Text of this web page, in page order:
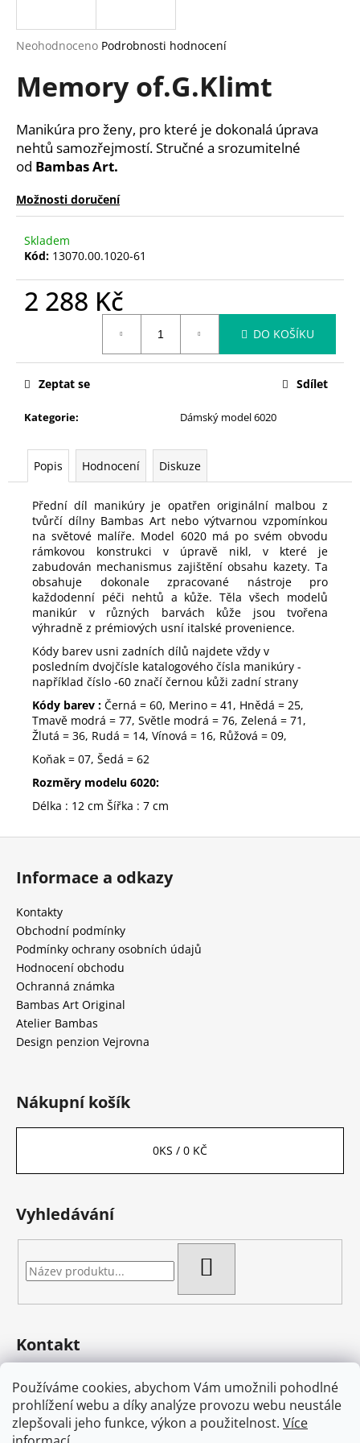
Používáme cookies, abychom Vám umožnili pohodlné
prohlížení webu a díky analýze provozu webu neustále
zlepšovali jeho funkce, výkon a použitelnost. Více
Průměrné
produktu
je
z
5
hvězdiček.
Neohodnoceno Podrobnosti hodnocení
Memory of.G.Klimt
Manikúra pro ženy, pro které je dokonalá úprava
nehtů samozřejmostí. Stručné a srozumitelné
od Bambas Art.
Možnosti doručení
Skladem
Kód: 13070.00.1020-61
2 288 Kč
DO KOŠÍKU
Kategorie: Dámský model 6020
Zeptat se Sdílet
Popis Hodnocení Diskuze
Přední díl manikúry je opatřen originální malbou z
tvůrčí dílny Bambas Art nebo výtvarnou vzpomínkou
na světové malíře. Model 6020 má po svém obvodu
rámkovou konstrukci v úpravě nikl, v které je
zabudován mechanismus zajištění obsahu kazety. Ta
obsahuje dokonale zpracované nástroje pro
každodenní péči nehtů a kůže. Těla všech modelů
manikúr v různých barvách kůže jsou tvořena
výhradně z prémiových usní italské provenience.
Kódy barev usni zadních dílů najdete vždy v
posledním dvojčísle katalogového čísla manikúry -
například číslo -60 značí černou kůži zadní strany
Kódy barev : Černá = 60, Merino = 41, Hnědá = 25,
Tmavě modrá = 77, Světle modrá = 76, Zelená = 71,
Žlutá = 36, Rudá = 14, Vínová = 16, Růžová = 09,
Koňak = 07, Šedá = 62
Rozměry modelu 6020:
Délka : 12 cm Šířka : 7 cm
j
t
?
D
o
p
o
č
u
e
Z
Informace a odkazy
Kontakty
Obchodní podmínky
Podmínky ochrany osobních údajů
Hodnocení obchodu
Ochranná známka
Bambas Art Original
Atelier Bambas
Design penzion Vejrovna
Nákupní košík
0KS / 0 KČ
Vyhledávání
Kontakt
eshop
bambas-art.cz
733 225 806
603 582 868
Bambas Art na Facebooku